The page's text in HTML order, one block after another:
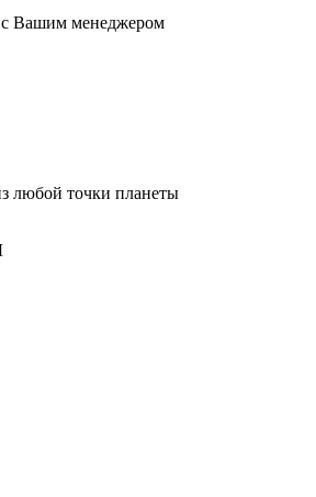
с Вашим менеджером
любой точки планеты